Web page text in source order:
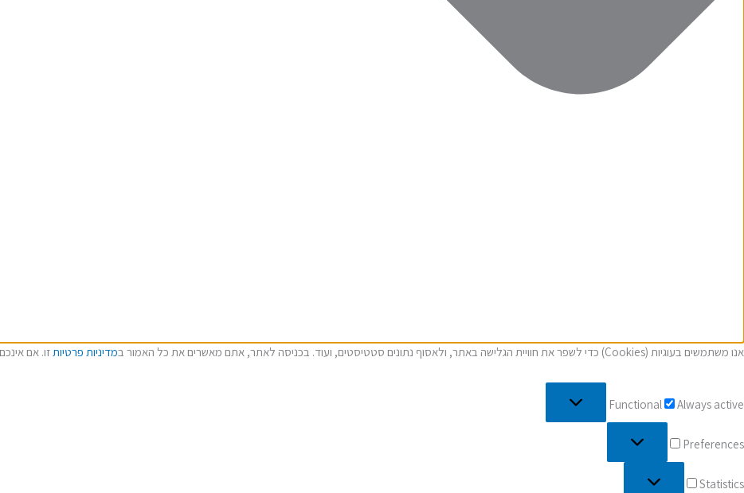
אנו משתמשים בעוגיות (Cookies) כדי לשפר את חוויית הגלישה באתר, ולאסוף נתונים סטטיסטים, ועוד. בכניסה לאתר, אתם מאשרים את כל האמור ב מדיניות פרטיותזו. אם
Functional Always active
Preferences
Statistics